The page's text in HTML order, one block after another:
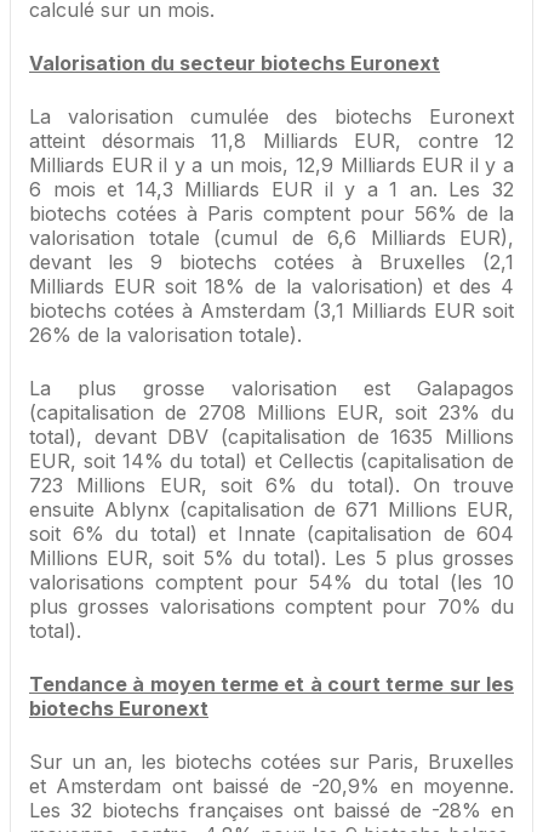
calculé sur un mois.
Valorisation du secteur biotechs Euronext
La valorisation cumulée des biotechs Euronext
atteint désormais 11,8 Milliards EUR, contre 12
Milliards EUR il y a un mois, 12,9 Milliards EUR il y a
6 mois et 14,3 Milliards EUR il y a 1 an. Les 32
biotechs cotées à Paris comptent pour 56% de la
valorisation totale (cumul de 6,6 Milliards EUR),
devant les 9 biotechs cotées à Bruxelles (2,1
Milliards EUR soit 18% de la valorisation) et des 4
biotechs cotées à Amsterdam (3,1 Milliards EUR soit
26% de la valorisation totale).
La plus grosse valorisation est Galapagos
(capitalisation de 2708 Millions EUR, soit 23% du
total), devant DBV (capitalisation de 1635 Millions
EUR, soit 14% du total) et Cellectis (capitalisation de
723 Millions EUR, soit 6% du total). On trouve
ensuite Ablynx (capitalisation de 671 Millions EUR,
soit 6% du total) et Innate (capitalisation de 604
Millions EUR, soit 5% du total). Les 5 plus grosses
valorisations comptent pour 54% du total (les 10
plus grosses valorisations comptent pour 70% du
total).
Tendance à moyen terme et à court terme sur les
biotechs Euronext
Sur un an, les biotechs cotées sur Paris, Bruxelles
et Amsterdam ont baissé de -20,9% en moyenne.
Les 32 biotechs françaises ont baissé de -28% en